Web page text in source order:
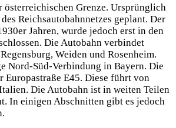
österreichischen Grenze. Ursprünglich
Reichsautobahnnetzes geplant. Der
Jahren, wurde jedoch erst in den
Die Autobahn verbindet
Weiden und Rosenheim.
Nord-Süd-Verbindung in Bayern. Die
Europastraße E45. Diese führt von
Die Autobahn ist in weiten Teilen
In einigen Abschnitten gibt es jedoch